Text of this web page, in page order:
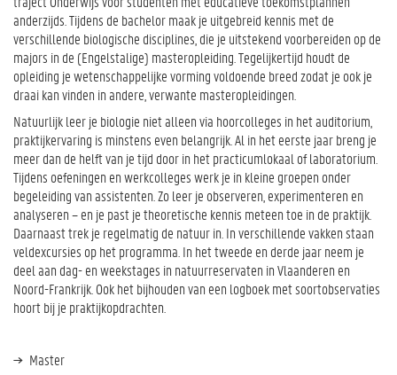
anderzijds. Tijdens de bachelor maak je uitgebreid kennis met de
verschillende biologische disciplines, die je uitstekend voorbereiden op de
majors in de (Engelstalige) masteropleiding. Tegelijkertijd houdt de
opleiding je wetenschappelijke vorming voldoende breed zodat je ook je
draai kan vinden in andere, verwante masteropleidingen.
Natuurlijk leer je biologie niet alleen via hoorcolleges in het auditorium,
praktijkervaring is minstens even belangrijk. Al in het eerste jaar breng je
meer dan de helft van je tijd door in het practicumlokaal of laboratorium.
Tijdens oefeningen en werkcolleges werk je in kleine groepen onder
begeleiding van assistenten. Zo leer je observeren, experimenteren en
analyseren – en je past je theoretische kennis meteen toe in de praktijk.
Daarnaast trek je regelmatig de natuur in. In verschillende vakken staan
veldexcursies op het programma. In het tweede en derde jaar neem je
deel aan dag- en weekstages in natuurreservaten in Vlaanderen en
Noord-Frankrijk. Ook het bijhouden van een logboek met soortobservaties
hoort bij je praktijkopdrachten.
Master